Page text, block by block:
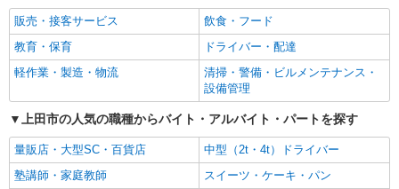
販売・接客サービス
飲食・フード
教育・保育
ドライバー・配達
軽作業・製造・物流
清掃・警備・ビルメンテナンス・
設備管理
上田市の人気の職種からバイト・アルバイト・パートを探す
量販店・大型SC・百貨店
中型（2t・4t）ドライバー
塾講師・家庭教師
スイーツ・ケーキ・パン